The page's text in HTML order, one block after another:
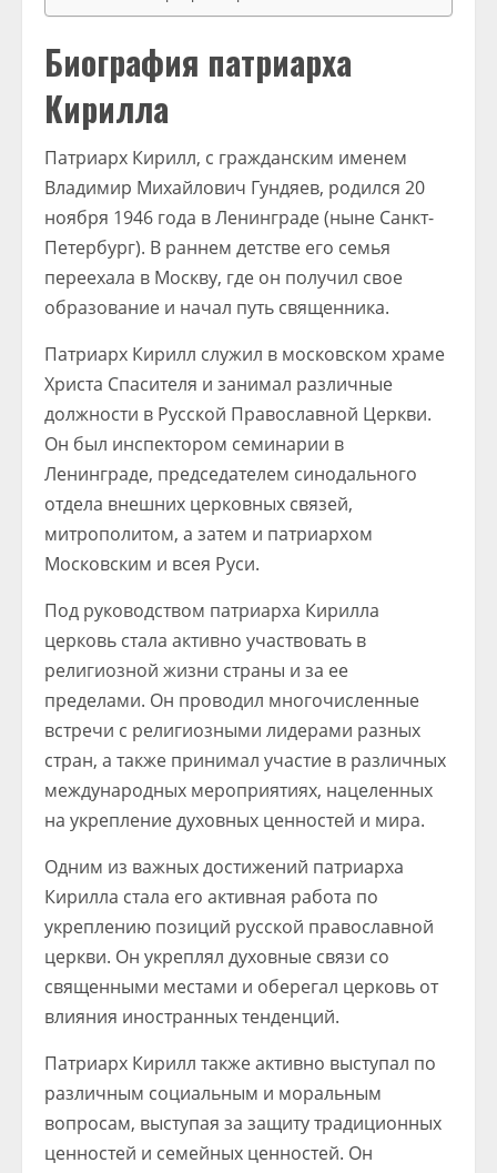
Биография патриарха
Кирилла
Патриарх Кирилл, с гражданским именем
Владимир Михайлович Гундяев, родился 20
ноября 1946 года в Ленинграде (ныне Санкт-
Петербург). В раннем детстве его семья
переехала в Москву, где он получил свое
образование и начал путь священника.
Патриарх Кирилл служил в московском храме
Христа Спасителя и занимал различные
должности в Русской Православной Церкви.
Он был инспектором семинарии в
Ленинграде, председателем синодального
отдела внешних церковных связей,
митрополитом, а затем и патриархом
Московским и всея Руси.
Под руководством патриарха Кирилла
церковь стала активно участвовать в
религиозной жизни страны и за ее
пределами. Он проводил многочисленные
встречи с религиозными лидерами разных
стран, а также принимал участие в различных
международных мероприятиях, нацеленных
на укрепление духовных ценностей и мира.
Одним из важных достижений патриарха
Кирилла стала его активная работа по
укреплению позиций русской православной
церкви. Он укреплял духовные связи со
священными местами и оберегал церковь от
влияния иностранных тенденций.
Патриарх Кирилл также активно выступал по
различным социальным и моральным
вопросам, выступая за защиту традиционных
ценностей и семейных ценностей. Он